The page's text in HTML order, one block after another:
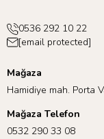
0536 292 10 22
[email protected]
Mağaza
Hamidiye mah. Porta
Mağaza Telefon
0532 290 33 08